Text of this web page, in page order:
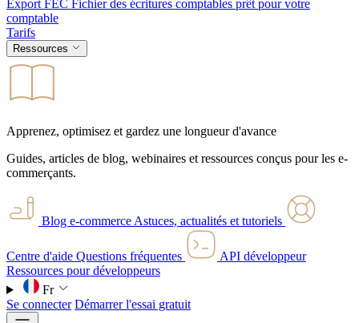
Export FEC Fichier des écritures comptables prêt pour votre
comptable
Tarifs
Ressources
Apprenez, optimisez et gardez une longueur d'avance
Guides, articles de blog, webinaires et ressources conçus pour les e-
commerçants.
Blog e-commerce Astuces, actualités et tutoriels
Centre d'aide Questions fréquentes
API développeur
Ressources pour développeurs
Fr
Se connecter Démarrer l'essai gratuit